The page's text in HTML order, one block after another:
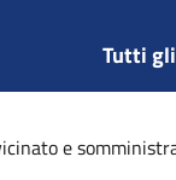
Tutti
e